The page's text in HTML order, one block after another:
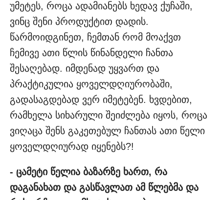
უმეტეს, როცა ადამიანებს ხედავ ქუჩაში,
ვინც შენი პროდუქტით დადის.
წარმოიდგინეთ, ჩემთან რომ მოაქვთ
ჩემივე ათი წლის წინანდელი ჩანთა
შესაღებად. იმდენად უყვართ და
პრაქტიკულია ყოველდღიურობაში,
გადასაგდებად ვერ იმეტებენ. ხვდებით,
რამხელა სიხარული შეიძლება იყოს, როცა
ვიღაცა შენს გაკეთებულ ჩანთას ათი წელი
ყოველდღიურად იყენებს?!
- ცამეტი წელია ბაზარზე ხართ, რა
დაგანახათ და გასწავლათ ამ წლებმა და